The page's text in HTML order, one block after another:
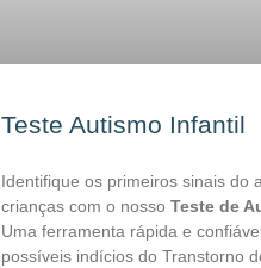
Teste Autismo Infantil
Identifique os primeiros sinais do
crianças com o nosso Teste de
Uma ferramenta rápida e
possíveis indícios do Transtorno